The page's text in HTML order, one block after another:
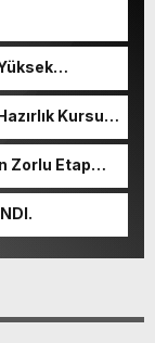
Kursu
Zorlu Etap